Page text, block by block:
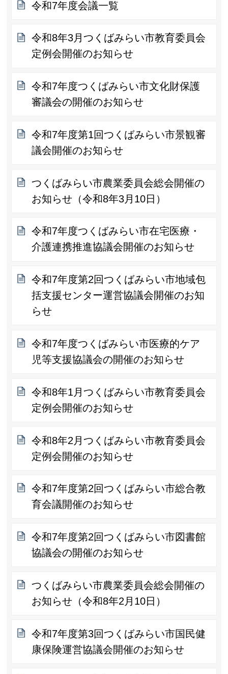
令和7年度会議一覧
令和8年3月つくばみらい市教育委員会
定例会開催のお知らせ
令和7年度つくばみらい市文化財保護
審議会の開催のお知らせ
令和7年度第1回つくばみらい市景観審
議会開催のお知らせ
つくばみらい市農業委員会総会開催の
お知らせ（令和8年3月10日）
令和7年度つくばみらい市在宅医療・
介護連携推進協議会開催のお知らせ
令和7年度第2回つくばみらい市地域包
括支援センター運営協議会開催のお知
らせ
令和7年度つくばみらい市医療的ケア
児等支援協議会の開催のお知らせ
令和8年1月つくばみらい市教育委員会
定例会開催のお知らせ
令和8年2月つくばみらい市教育委員会
定例会開催のお知らせ
令和7年度第2回つくばみらい市総合教
育会議開催のお知らせ
令和7年度第2回つくばみらい市図書館
協議会の開催のお知らせ
つくばみらい市農業委員会総会開催の
お知らせ（令和8年2月10日）
令和7年度第3回つくばみらい市国民健
康保険運営協議会開催のお知らせ